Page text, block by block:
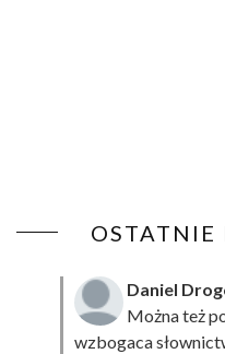
OSTATNIE
Daniel
Można też
wzbogaca